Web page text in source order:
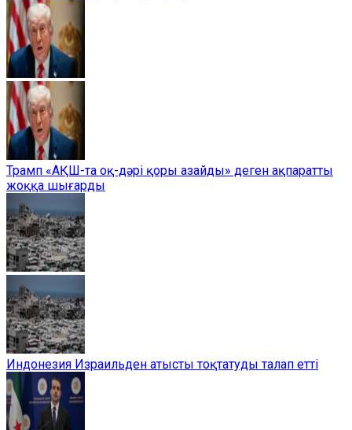
Трамп «АҚШ-та оқ-дәрі қоры азайды» деген ақпаратты
жоққа шығарды
Индонезия Израильден атысты тоқтатуды талап етті